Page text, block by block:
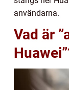
användarna.
Vad är